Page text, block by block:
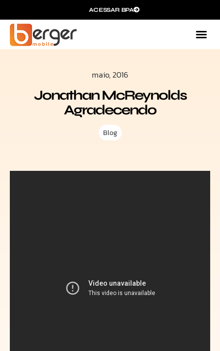
ACESSAR BPA
maio, 2016
Jonathan McReynolds
Agradecendo
Blog